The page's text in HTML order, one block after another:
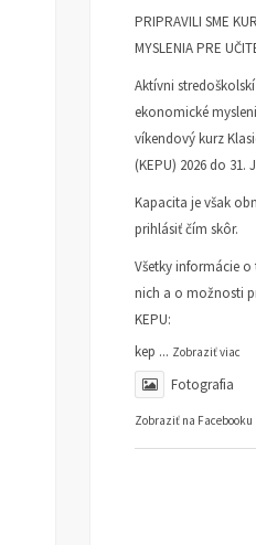
PRIPRAVILI SME
MYSLENIA PRE
Aktívni
ekonomické
víkendový kurz
(KEPU) 2026 do 31.
Kapacita je však
prihlásiť čím skôr.
Všetky informácie
nich a o možnosti
KEPU:
kep ... Zobraziť viac
Fotografia
Zobraziť na Facebooku